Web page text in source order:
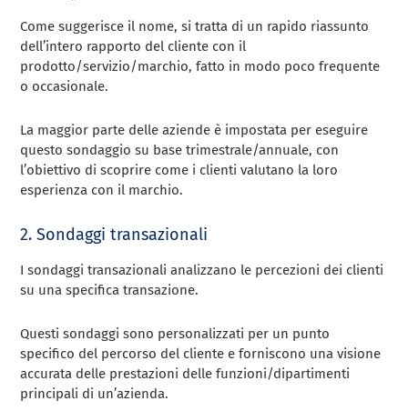
Come suggerisce il nome, si tratta di un rapido riassunto
dell’intero rapporto del cliente con il
prodotto/servizio/marchio, fatto in modo poco frequente
o occasionale.
La maggior parte delle aziende è impostata per eseguire
questo sondaggio su base trimestrale/annuale, con
l’obiettivo di scoprire come i clienti valutano la loro
esperienza con il marchio.
2. Sondaggi transazionali
I sondaggi transazionali analizzano le percezioni dei clienti
su una specifica transazione.
Questi sondaggi sono personalizzati per un punto
specifico del percorso del cliente e forniscono una visione
accurata delle prestazioni delle funzioni/dipartimenti
principali di un’azienda.